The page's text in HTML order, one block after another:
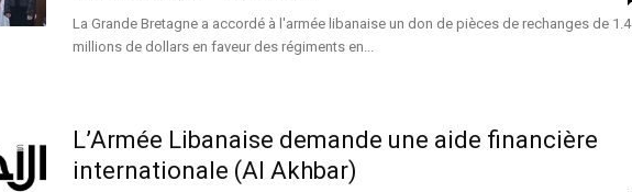
La Grande Bretagne a accordé à l'armée libanaise un don de pièces de rechanges de 1.4
millions de dollars en faveur des régiments en...
L’Armée Libanaise demande une aide financière
internationale (Al Akhbar)